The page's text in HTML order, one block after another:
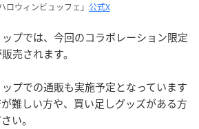
ウィンビュッフェ」 公式X
プでは、今回のコラボレーション限定
売されます。
プでの通販も実施予定となっています
難しい方や、買い足しグッズがある方
い。